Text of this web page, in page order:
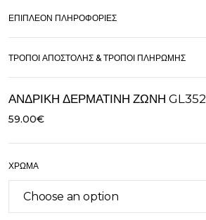
ΕΠΙΠΛΈΟΝ ΠΛΗΡΟΦΟΡΊΕΣ
ΤΡΌΠΟΙ ΑΠΟΣΤΟΛΉΣ & ΤΡΌΠΟΙ ΠΛΗΡΩΜΉΣ
ΑΝΔΡΙΚΉ ΔΕΡΜΆΤΙΝΗ ΖΏΝΗ GL352
59.00€
ΧΡΏΜΑ